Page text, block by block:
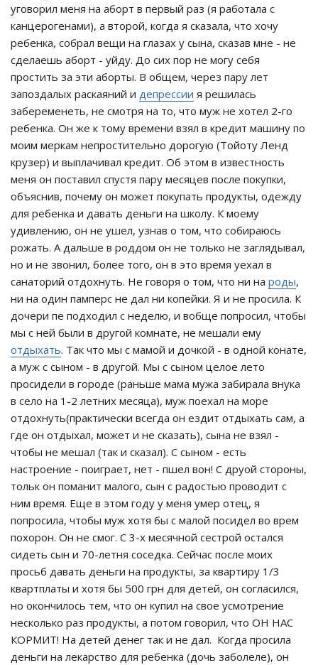
уговорил меня на аборт в первый раз (я работала с
канцерогенами), а второй, когда я сказала, что хочу
ребенка, собрал вещи на глазах у сына, сказав мне - не
сделаешь аборт - уйду. До сих пор не могу себя
простить за эти аборты. В общем, через пару лет
запоздалых раскаяний и депрессии я решилась
забеременеть, не смотря на то, что муж не хотел 2-го
ребенка. Он же к тому времени взял в кредит машину по
моим меркам непростительно дорогую (Тойоту Ленд
крузер) и выплачивал кредит. Об этом в известность
меня он поставил спустя пару месяцев после покупки,
объяснив, почему он может покупать продукты, одежду
для ребенка и давать деньги на школу. К моему
удивлению, он не ушел, узнав о том, что собираюсь
рожать. А дальше в роддом он не только не заглядывал,
но и не звонил, более того, он в это время уехал в
санаторий отдохнуть. Не говоря о том, что ни на роды,
ни на один памперс не дал ни копейки. Я и не просила. К
дочери пе подходил с неделю, и вобще попросил, чтобы
мы с ней были в другой комнате, не мешали ему
отдыхать. Так что мы с мамой и дочкой - в одной конате,
а муж с сыном - в другой. Мы с сыном целое лето
просидели в городе (раньше мама мужа забирала внука
в село на 1-2 летних месяца), муж поехал на море
отдохнуть(практически всегда он ездит отдыхать сам, а
где он отдыхал, может и не сказать), сына не взял -
чтобы не мешал (так и сказал). С сыном - есть
настроение - поиграет, нет - пшел вон! С друой стороны,
тольк он поманит малого, сын с радостью проводит с
ним время. Еще в этом году у меня умер отец, я
попросила, чтобы муж хотя бы с малой посидел во врем
похорон. Он не смог. С 3-х месячной сестрой остался
сидеть сын и 70-летня соседка. Сейчас после моих
просьб давать деньги на продукты, за квартиру 1/3
квартплаты и хотя бы 500 грн для детей, он согласился,
но окончилось тем, что он купил на свое усмотрение
несколько раз продукты, а потом говорил, что ОН НАС
КОРМИТ! На детей денег так и не дал. Когда просила
деньги на лекарство для ребенка (дочь заболеле), он